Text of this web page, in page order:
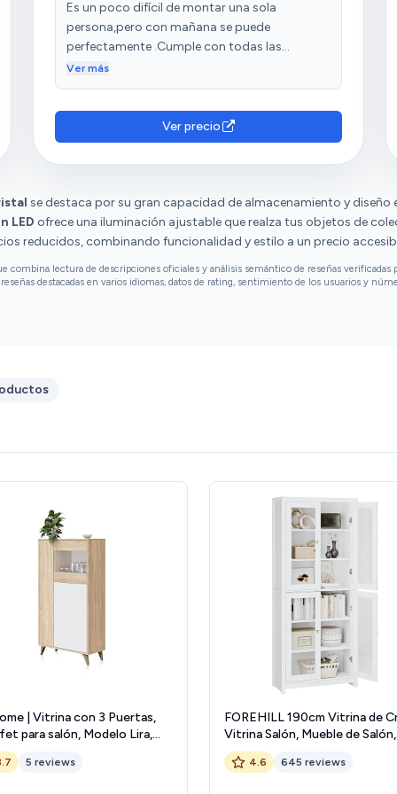
Es un poco difícil de montar una sola
persona,pero con mañana se puede
perfectamente .Cumple con todas las
expectativas que tenía,me encanta . Llegó con
Ver más
Ver precio
se destaca por su gran capacidad de almacenamiento y diseño
LED ofrece una iluminación ajustable que realza tus objetos de
reducidos, combinando funcionalidad y estilo a un precio
combina lectura de descripciones oficiales y análisis semántico de reseñas verificadas
destacadas en varios idiomas, datos de rating, sentimiento de los usuarios y
| Vitrina con 3 Puertas,
para salón, Modelo Lira,
en Blanco Artik y Roble
Medidas: 77 cm (Ancho)
5 reviews
FOREHILL 190cm Vitrina de
Vitrina Salón, Mueble de Salón,
Aparador Comedor, Aparador
Cocina, Estantería Oficina, con
4.6 645 reviews